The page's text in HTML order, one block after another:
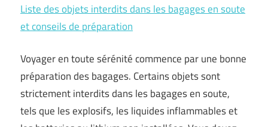
Liste des objets interdits dans les bagages en soute
et conseils de préparation
Voyager en toute sérénité commence par une bonne
préparation des bagages. Certains objets sont
strictement interdits dans les bagages en soute,
tels que les explosifs, les liquides inflammables et